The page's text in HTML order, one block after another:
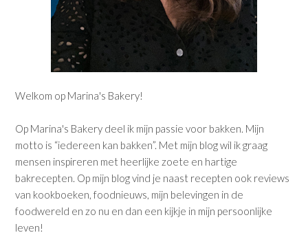
Welkom op Marina's Bakery!
Op Marina's Bakery deel ik mijn passie voor bakken. Mijn
motto is “iedereen kan bakken”. Met mijn blog wil ik graag
mensen inspireren met heerlijke zoete en hartige
bakrecepten. Op mijn blog vind je naast recepten ook reviews
van kookboeken, foodnieuws, mijn belevingen in de
foodwereld en zo nu en dan een kijkje in mijn persoonlijke
leven!